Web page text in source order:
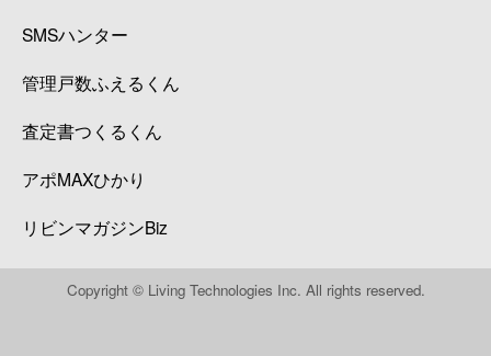
SMSハンター
管理戸数ふえるくん
査定書つくるくん
アポMAXひかり
リビンマガジンBiz
Copyright © Living Technologies Inc. All rights reserved.